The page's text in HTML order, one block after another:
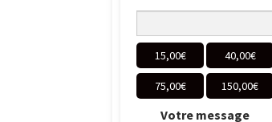
15,00€ 40,00€
75,00€ 150,00€
Votre message